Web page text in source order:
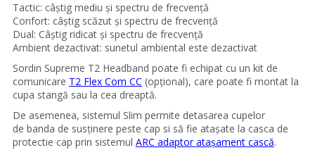
Tactic: câștig mediu și spectru de frecvență
Confort: câștig scăzut și spectru de frecvență
Dual: Câștig ridicat și spectru de frecvență
Ambient dezactivat: sunetul ambiental este dezactivat
Sordin Supreme T2 Headband poate fi echipat cu un kit de
comunicare T2 Flex Com CC (opțional), care poate fi montat la
cupa stangă sau la cea dreaptă.
De asemenea, sistemul Slim permite detasarea cupelor
de banda de susținere peste cap si să fie atașate la casca de
protectie cap prin sistemul ARC adaptor atașament cască.